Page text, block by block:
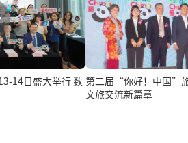
日盛大举行 数
第二届“你好！中国”旅游展
文旅交流新篇章